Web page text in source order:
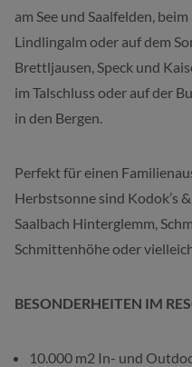
am See und Saalfelden,
Lindlingalm oder auf dem
Brettljausen, Speck und
im Talschluss oder auf der
in den Bergen.
Perfekt für einen
Herbstsonne sind Kodok’s
Saalbach Hinterglemm,
Schmittenhöhe oder
BESONDERHEITEN IM
10.000 m2 In- und